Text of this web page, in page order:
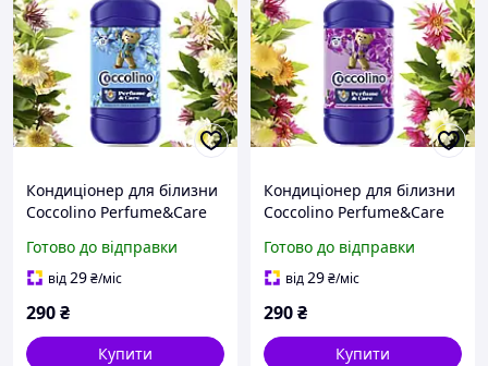
Кондиціонер для білизни
Coccolino Perfume&Care
51 прання,1250мл
Готово до відправки
від29₴/міс
290₴
Купити
Кондиціонер для білизни
Coccolino Perfume&Care
51 прання,1250 мл
Готово до відправки
від29₴/міс
290₴
Купити